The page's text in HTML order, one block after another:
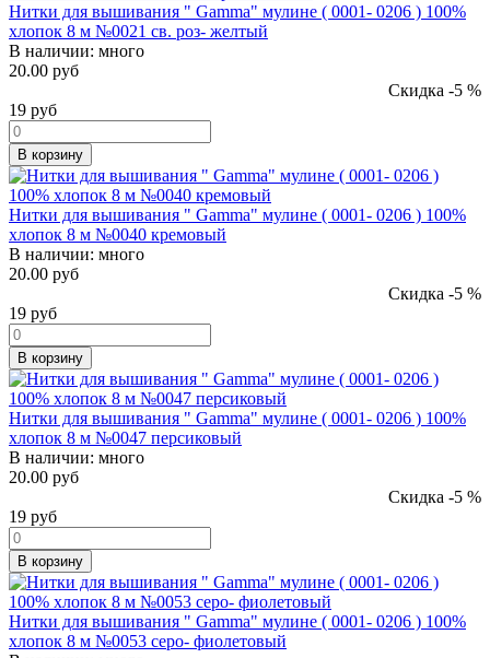
Нитки для вышивания " Gamma" мулине ( 0001- 0206 ) 100%
хлопок 8 м №0021 св. роз- желтый
В наличии: много
20.00 руб
Скидка -5 %
19 руб
В корзину
Нитки для вышивания " Gamma" мулине ( 0001- 0206 ) 100%
хлопок 8 м №0040 кремовый
В наличии: много
20.00 руб
Скидка -5 %
19 руб
В корзину
Нитки для вышивания " Gamma" мулине ( 0001- 0206 ) 100%
хлопок 8 м №0047 персиковый
В наличии: много
20.00 руб
Скидка -5 %
19 руб
В корзину
Нитки для вышивания " Gamma" мулине ( 0001- 0206 ) 100%
хлопок 8 м №0053 серо- фиолетовый